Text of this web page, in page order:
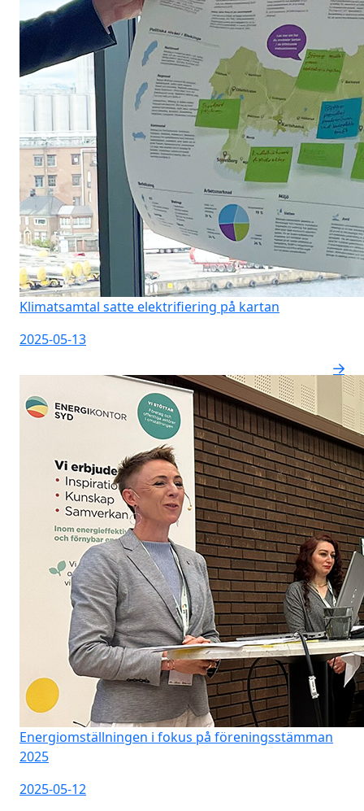
Klimatsamtal satte elektrifiering på kartan
2025-05-13
Energiomställningen i fokus på föreningsstämman
2025
2025-05-12